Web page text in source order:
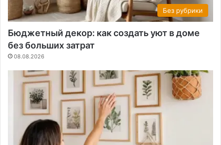
Без рубрики
Бюджетный декор: как создать уют в доме
без больших затрат
08.08.2026